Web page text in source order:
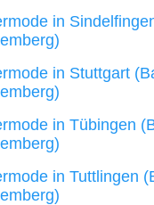
in
in Stuttgart
in Tübingen
in Tuttlingen